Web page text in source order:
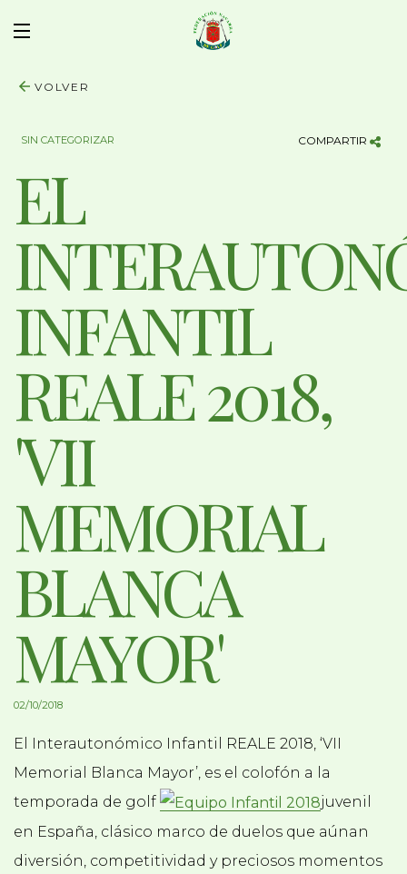
VOLVER
SIN CATEGORIZAR COMPARTIR
EL
INFANTIL
REALE 2018,
'VII
MEMORIAL
BLANCA
MAYOR'
02/10/2018
El Interautonómico Infantil REALE 2018, ‘VII
Memorial Blanca Mayor’, es el colofón a la
temporada de golf
juvenil
en España, clásico marco de duelos que aúnan
diversión, competitividad y preciosos momentos